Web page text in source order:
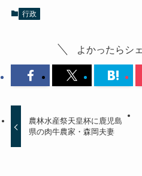
行政
よかったらシ
農林水産祭天皇杯に鹿児島
県の肉牛農家・森岡夫妻